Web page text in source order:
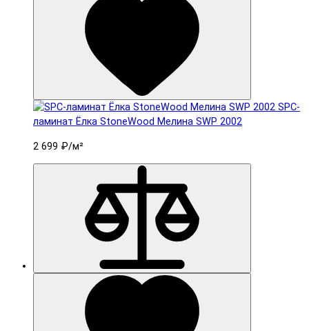
SPC-
ламинат Ëлка StoneWood Мелина SWP 2002
2 699 ₽/м²